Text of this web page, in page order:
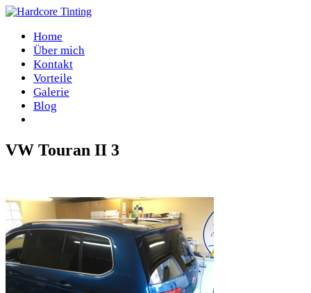
Home
Über mich
Kontakt
Vorteile
Galerie
Blog
VW Touran II 3